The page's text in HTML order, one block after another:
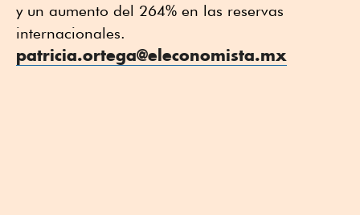
y un aumento del 264% en las reservas
internacionales.
patricia.ortega@eleconomista.mx